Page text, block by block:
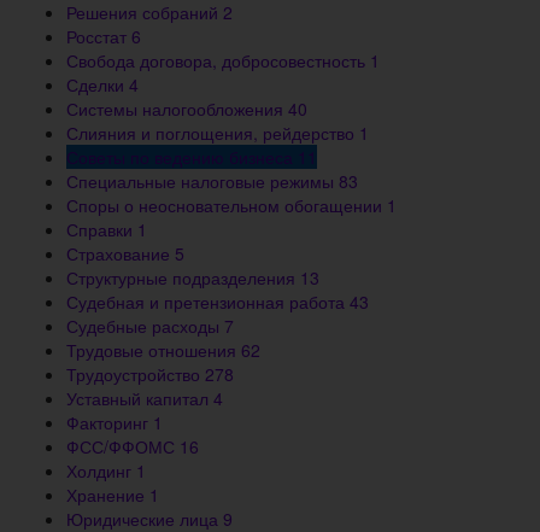
Решения собраний 2
Росстат 6
Свобода договора, добросовестность 1
Сделки 4
Системы налогообложения 40
Слияния и поглощения, рейдерство 1
Специальные налоговые режимы 83
Споры о неосновательном обогащении 1
Справки 1
Страхование 5
Структурные подразделения 13
Судебная и претензионная работа 43
Судебные расходы 7
Трудовые отношения 62
Трудоустройство 278
Уставный капитал 4
Факторинг 1
ФСС/ФФОМС 16
Холдинг 1
Хранение 1
Юридические лица 9